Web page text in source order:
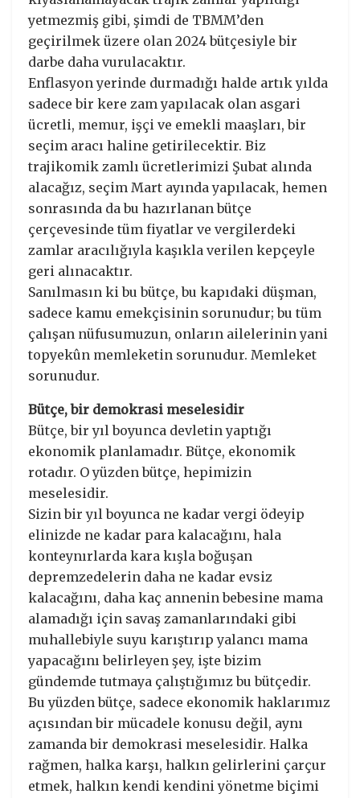
yetmezmiş gibi, şimdi de TBMM’den
geçirilmek üzere olan 2024 bütçesiyle bir
darbe daha vurulacaktır.
Enflasyon yerinde durmadığı halde artık yılda
sadece bir kere zam yapılacak olan asgari
ücretli, memur, işçi ve emekli maaşları, bir
seçim aracı haline getirilecektir. Biz
trajikomik zamlı ücretlerimizi Şubat alında
alacağız, seçim Mart ayında yapılacak, hemen
sonrasında da bu hazırlanan bütçe
çerçevesinde tüm fiyatlar ve vergilerdeki
zamlar aracılığıyla kaşıkla verilen kepçeyle
geri alınacaktır.
Sanılmasın ki bu bütçe, bu kapıdaki düşman,
sadece kamu emekçisinin sorunudur; bu tüm
çalışan nüfusumuzun, onların ailelerinin yani
topyekûn memleketin sorunudur. Memleket
sorunudur.
Bütçe, bir demokrasi meselesidir
Bütçe, bir yıl boyunca devletin yaptığı
ekonomik planlamadır. Bütçe, ekonomik
rotadır. O yüzden bütçe, hepimizin
meselesidir.
Sizin bir yıl boyunca ne kadar vergi ödeyip
elinizde ne kadar para kalacağını, hala
konteynırlarda kara kışla boğuşan
depremzedelerin daha ne kadar evsiz
kalacağını, daha kaç annenin bebesine mama
alamadığı için savaş zamanlarındaki gibi
muhallebiyle suyu karıştırıp yalancı mama
yapacağını belirleyen şey, işte bizim
gündemde tutmaya çalıştığımız bu bütçedir.
Bu yüzden bütçe, sadece ekonomik haklarımız
açısından bir mücadele konusu değil, aynı
zamanda bir demokrasi meselesidir. Halka
rağmen, halka karşı, halkın gelirlerini çarçur
etmek, halkın kendi kendini yönetme biçimi